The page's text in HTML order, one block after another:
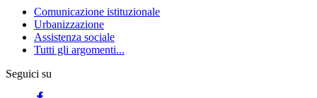
Comunicazione istituzionale
Urbanizzazione
Assistenza sociale
Tutti gli argomenti...
Seguici su